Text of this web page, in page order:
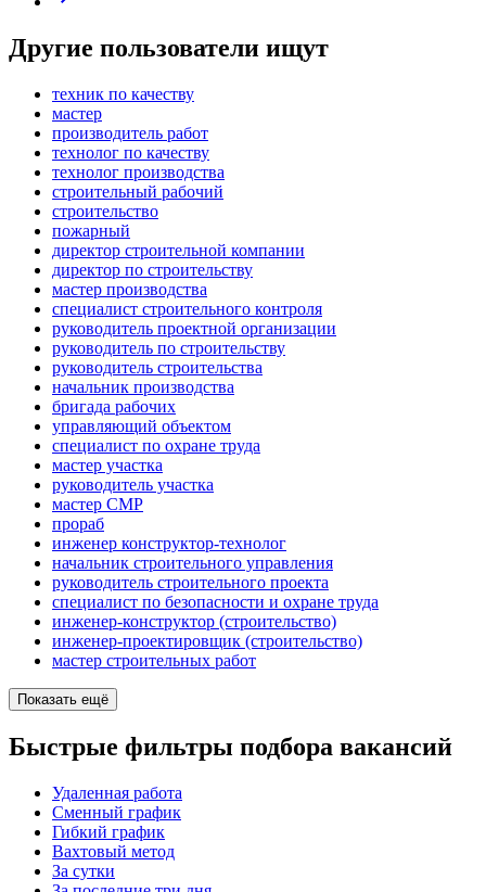
Другие пользователи ищут
техник по качеству
мастер
производитель работ
технолог по качеству
технолог производства
строительный рабочий
строительство
пожарный
директор строительной компании
директор по строительству
мастер производства
специалист строительного контроля
руководитель проектной организации
руководитель по строительству
руководитель строительства
начальник производства
бригада рабочих
управляющий объектом
специалист по охране труда
мастер участка
руководитель участка
мастер СМР
прораб
инженер конструктор-технолог
начальник строительного управления
руководитель строительного проекта
специалист по безопасности и охране труда
инженер-конструктор (строительство)
инженер-проектировщик (строительство)
мастер строительных работ
Показать ещё
Быстрые фильтры подбора вакансий
Удаленная работа
Сменный график
Гибкий график
Вахтовый метод
За сутки